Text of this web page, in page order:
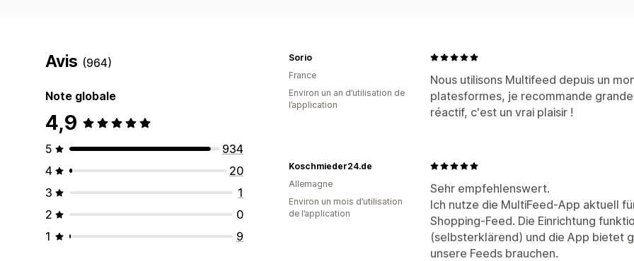
Avis (964)
Note globale
4,9
5
934
4
20
3
1
2
0
1
9
Nous utilisons Multifeed depuis un
platesformes, je recommande
réactif, c'est un vrai plaisir !
Sorio
France
Environ un an d’utilisation de
l’application
Sehr empfehlenswert.
Ich nutze die MultiFeed-App aktuell
Shopping-Feed. Die Einrichtung
(selbsterklärend) und die App bietet
unsere Feeds brauchen.
Koschmieder24.de
Allemagne
Environ un mois d’utilisation
de l’application